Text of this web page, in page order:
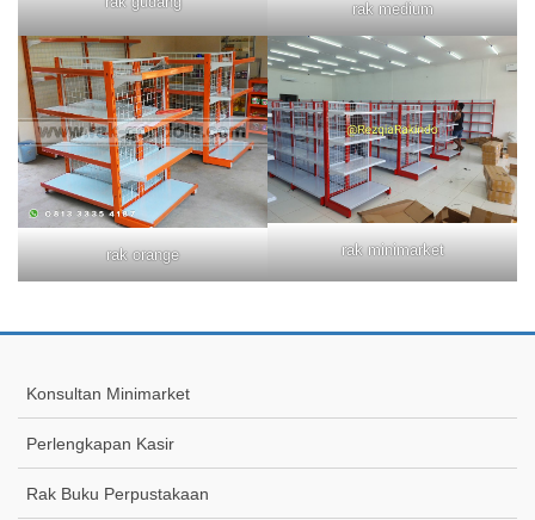
rak medium
rak orange rak minimarket
Konsultan Minimarket
Perlengkapan Kasir
Rak Buku Perpustakaan